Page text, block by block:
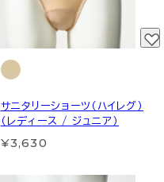
サニタリーショーツ（ハイレグ）
（レディース / ジュニア）
¥3,630